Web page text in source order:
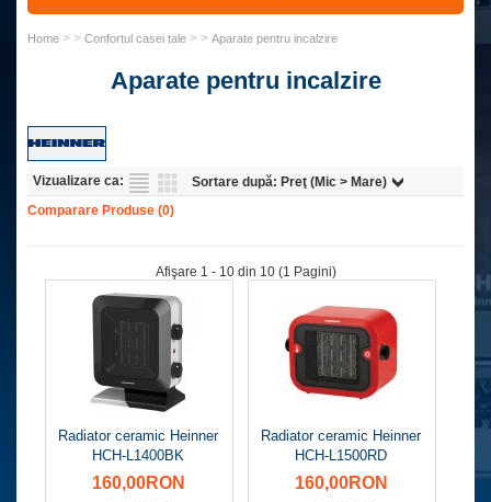
Home > > Confortul casei tale > > Aparate pentru incalzire
Aparate pentru incalzire
Vizualizare ca: Sortare după: Preţ (Mic > Mare)
Comparare Produse (0)
Afişare 1 - 10 din 10 (1 Pagini)
Radiator ceramic Heinner
HCH-L1400BK
160,00RON
Radiator ceramic Heinner
HCH-L1500RD
160,00RON